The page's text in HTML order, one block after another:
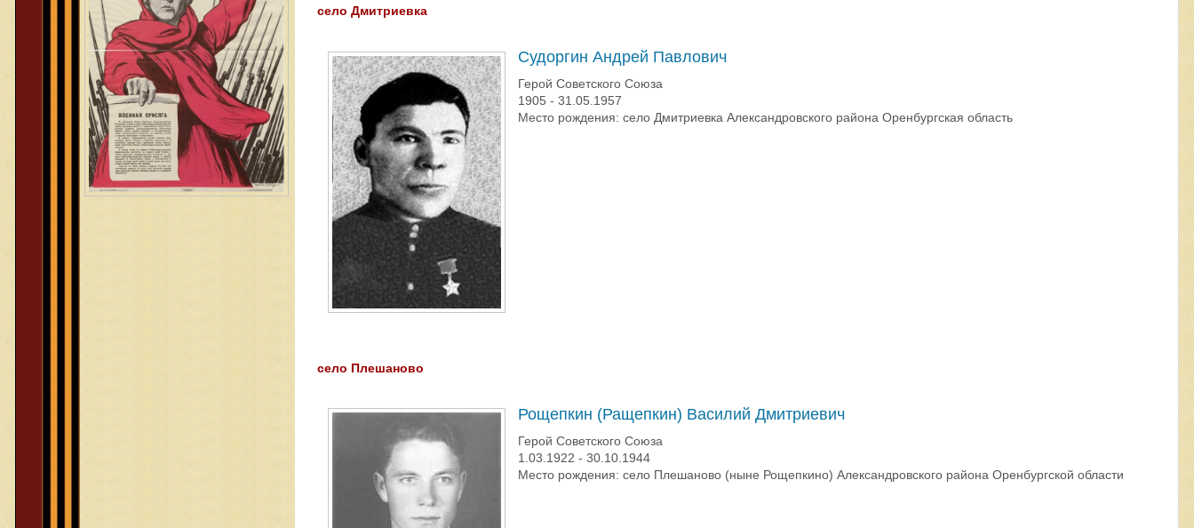
село Дмитриевка
Судоргин Андрей Павлович
Герой Советского Союза
1905 - 31.05.1957
Место рождения: село Дмитриевка Александровского района Оренбургская область
село Плешаново
Рощепкин (Ращепкин) Василий Дмитриевич
Герой Советского Союза
1.03.1922 - 30.10.1944
Место рождения: село Плешаново (ныне Рощепкино) Александровского района Оренбургской области